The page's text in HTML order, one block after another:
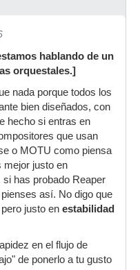
hablando de un
orquestales.]
nada porque todos los
bien diseñados, con
hecho si entras en
que usan
o MOTU como piensa
mejor justo en
si has probado Reaper
así. No digo que
justo en estabilidad
en el flujo de
de ponerlo a tu gusto